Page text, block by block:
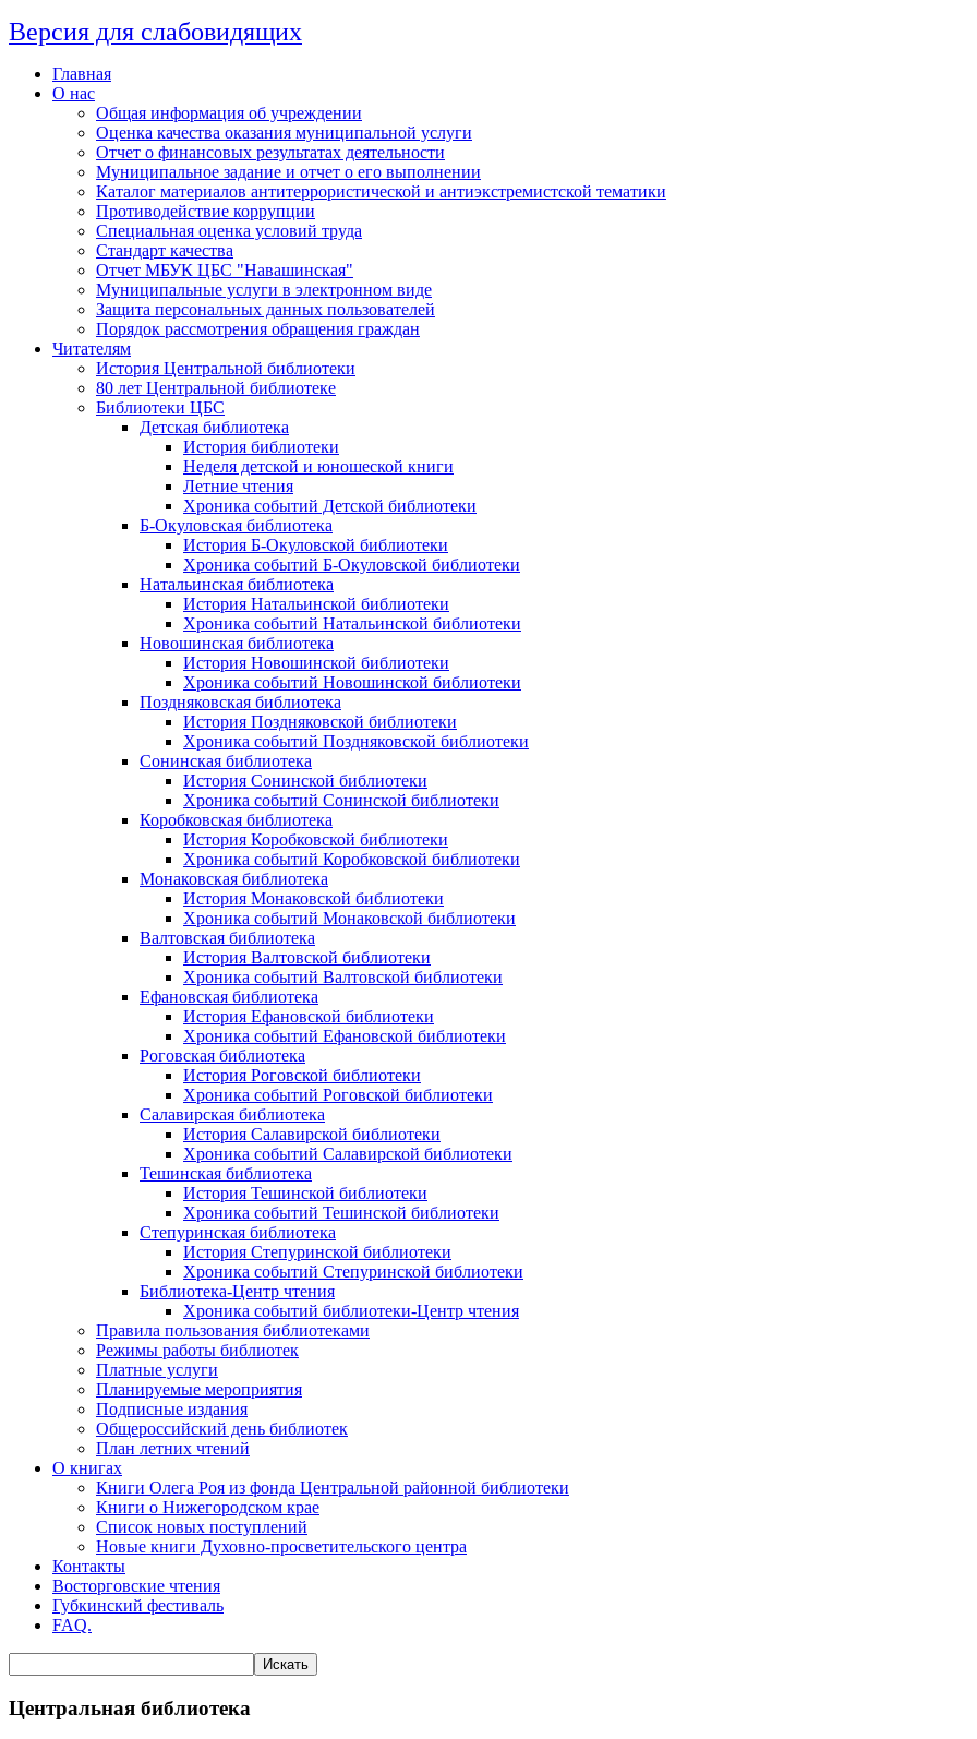
Версия для слабовидящих
Главная
О нас
Общая информация об учреждении
Оценка качества оказания муниципальной услуги
Отчет о финансовых результатах деятельности
Муниципальное задание и отчет о его выполнении
Каталог материалов антитеррористической и антиэкстремистской тематики
Противодействие коррупции
Специальная оценка условий труда
Стандарт качества
Отчет МБУК ЦБС "Навашинская"
Муниципальные услуги в электронном виде
Защита персональных данных пользователей
Порядок рассмотрения обращения граждан
Читателям
История Центральной библиотеки
80 лет Центральной библиотеке
Библиотеки ЦБС
Детская библиотека
История библиотеки
Неделя детской и юношеской книги
Летние чтения
Хроника событий Детской библиотеки
Б-Окуловская библиотека
История Б-Окуловской библиотеки
Хроника событий Б-Окуловской библиотеки
Натальинская библиотека
История Натальинской библиотеки
Хроника событий Натальинской библиотеки
Новошинская библиотека
История Новошинской библиотеки
Хроника событий Новошинской библиотеки
Поздняковская библиотека
История Поздняковской библиотеки
Хроника событий Поздняковской библиотеки
Сонинская библиотека
История Сонинской библиотеки
Хроника событий Сонинской библиотеки
Коробковская библиотека
История Коробковской библиотеки
Хроника событий Коробковской библиотеки
Монаковская библиотека
История Монаковской библиотеки
Хроника событий Монаковской библиотеки
Валтовская библиотека
История Валтовской библиотеки
Хроника событий Валтовской библиотеки
Ефановская библиотека
История Ефановской библиотеки
Хроника событий Ефановской библиотеки
Роговская библиотека
История Роговской библиотеки
Хроника событий Роговской библиотеки
Салавирская библиотека
История Салавирской библиотеки
Хроника событий Салавирской библиотеки
Тешинская библиотека
История Тешинской библиотеки
Хроника событий Тешинской библиотеки
Степуринская библиотека
История Степуринской библиотеки
Хроника событий Степуринской библиотеки
Библиотека-Центр чтения
Хроника событий библиотеки-Центр чтения
Правила пользования библиотеками
Режимы работы библиотек
Платные услуги
Планируемые мероприятия
Подписные издания
Общероссийский день библиотек
План летних чтений
О книгах
Книги Олега Роя из фонда Центральной районной библиотеки
Книги о Нижегородском крае
Список новых поступлений
Новые книги Духовно-просветительского центра
Контакты
Восторговские чтения
Губкинский фестиваль
FAQ.
Центральная библиотека